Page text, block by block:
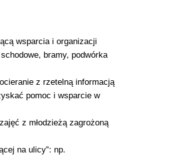
wsparcia i organizacji
bramy, podwórka
z rzetelną informacją
pomoc i wsparcie w
z młodzieżą zagrożoną
na ulicy”: np.